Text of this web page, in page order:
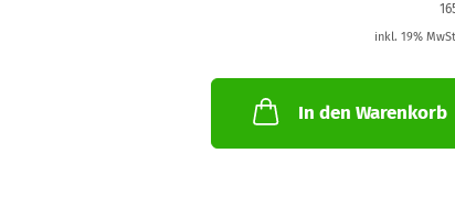
inkl. 19%
In den Warenkorb